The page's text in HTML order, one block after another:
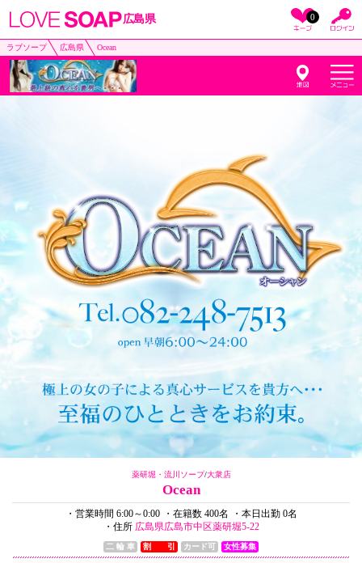
広島県 0
ラブソープ 広島県 Ocean
薬研堀・流川ソープ/大衆店
Ocean
・営業時間 6:00～0:00 ・在籍数 400名
・本日出勤 0名
・住所 広島県広島市中区薬研堀5-22
二 輪 車 割 引 カード可 女性募集